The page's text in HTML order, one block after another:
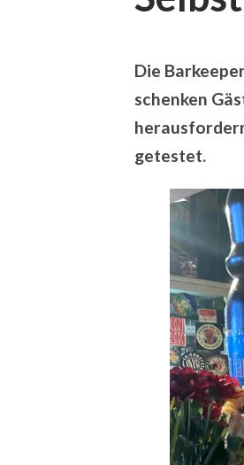
Die
schenken
getestet.